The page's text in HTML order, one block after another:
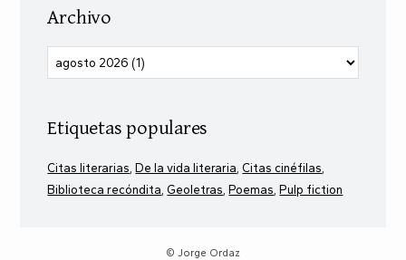
Archivo
Etiquetas populares
Citas literarias De la vida literaria Citas cinéfilas
Biblioteca recóndita Geoletras Poemas Pulp fiction
© Jorge Ordaz